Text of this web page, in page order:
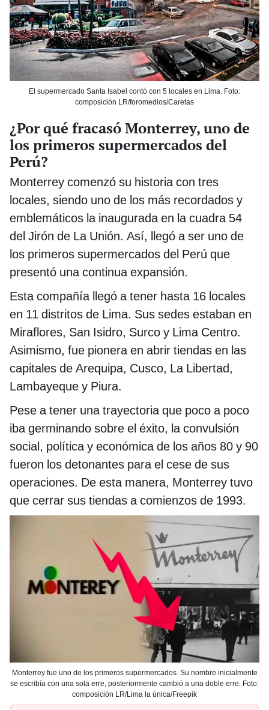
El supermercado Santa Isabel contó con 5 locales en Lima. Foto:
composición LR/foromedios/Caretas
¿Por qué fracasó Monterrey, uno de
los primeros supermercados del
Perú?
Monterrey comenzó su historia con tres
locales, siendo uno de los más recordados y
emblemáticos la inaugurada en la cuadra 54
del Jirón de La Unión. Así, llegó a ser uno de
los primeros supermercados del Perú que
presentó una continua expansión.
Esta compañía llegó a tener hasta 16 locales
en 11 distritos de Lima. Sus sedes estaban en
Miraflores, San Isidro, Surco y Lima Centro.
Asimismo, fue pionera en abrir tiendas en las
capitales de Arequipa, Cusco, La Libertad,
Lambayeque y Piura.
Pese a tener una trayectoria que poco a poco
iba germinando sobre el éxito, la convulsión
social, política y económica de los años 80 y 90
fueron los detonantes para el cese de sus
operaciones. De esta manera, Monterrey tuvo
que cerrar sus tiendas a comienzos de 1993.
Monterrey fue uno de los primeros supermercados. Su nombre inicialmente
se escribía con una sola erre, posteriormente cambió a una doble erre. Foto:
composición LR/Lima la única/Freepik